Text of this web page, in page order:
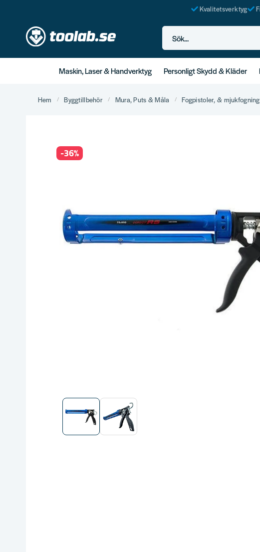
Kvalitetsverktyg
Sök...
Maskin, Laser & Handverktyg Personligt Skydd & Kläder
Hem Byggtillbehör Mura, Puts & Måla Fogpistoler, &
-36%